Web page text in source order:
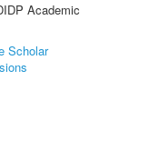
Academic
Scholar